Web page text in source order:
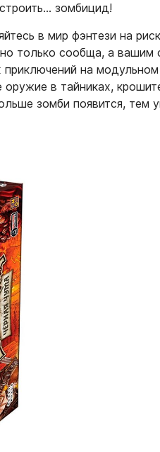
зомбицид!
в мир фэнтези на
только сообща, а вашим
приключений на
в тайниках,
зомби появится, тем